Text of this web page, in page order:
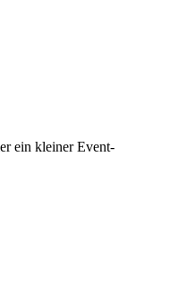
ein kleiner Event-